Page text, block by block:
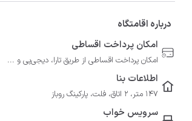
درباره اقامتگاه
امکان پرداخت اقساطی
امکان پرداخت اقساطی از طریق تارا، دیجی‌پی و ...
اطلاعات بنا
147 متر، 2 اتاق، فلت، پارکینگ روباز
سرویس خواب